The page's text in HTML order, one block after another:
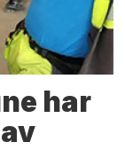
har